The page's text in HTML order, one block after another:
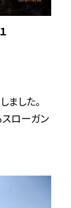
ました。
ローガン